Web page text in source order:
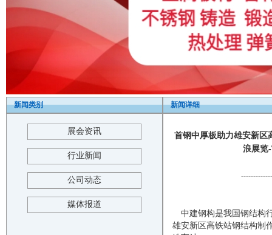
新闻类别
展会资讯
行业新闻
公司动态
媒体报道
新闻详细
首钢中厚板助力雄安新区
浪展览
中建钢构是我国钢结构
雄安新区高铁站钢结构制